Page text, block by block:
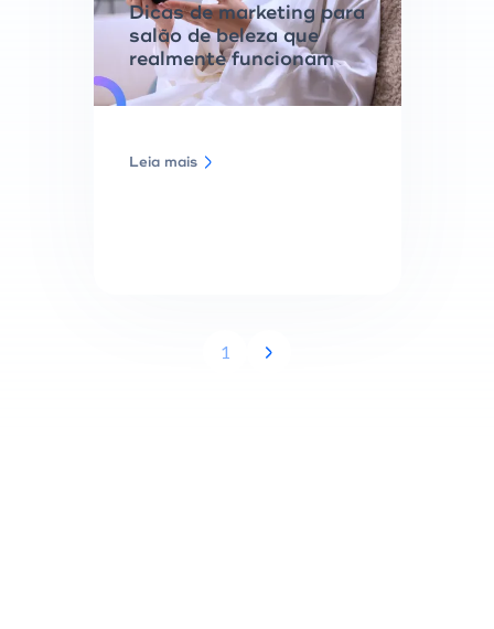
Dicas de marketing para
salão de beleza que
realmente funcionam
Leia mais
1